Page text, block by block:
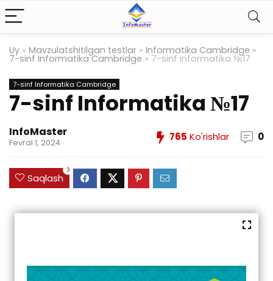
Uy » Mavzulatshitilgan testlar » Informatika Cambridge »
7-sinf Informatika Cambridge » 7-sinf Informatika №17
7-sinf Informatika Cambridge
7-sinf Informatika №17
InfoMaster
Fevral 1, 2024 765 Ko'rishlar 0
Saqlash
3